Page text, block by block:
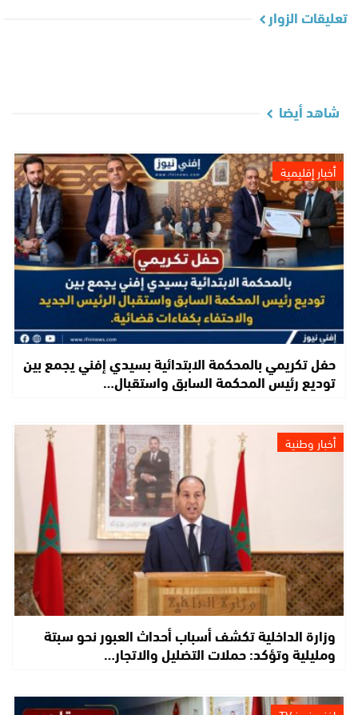
تعليقات الزوار
شاهد أيضا
أخبار إقليمية
حفل تكريمي بالمحكمة الابتدائية بسيدي إفني يجمع بين
توديع رئيس المحكمة السابق واستقبال…
أخبار وطنية
وزارة الداخلية تكشف أسباب أحداث العبور نحو سبتة
ومليلية وتؤكد: حملات التضليل والاتجار…